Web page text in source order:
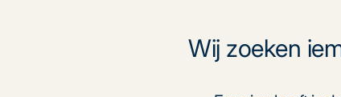
Wij zoeken